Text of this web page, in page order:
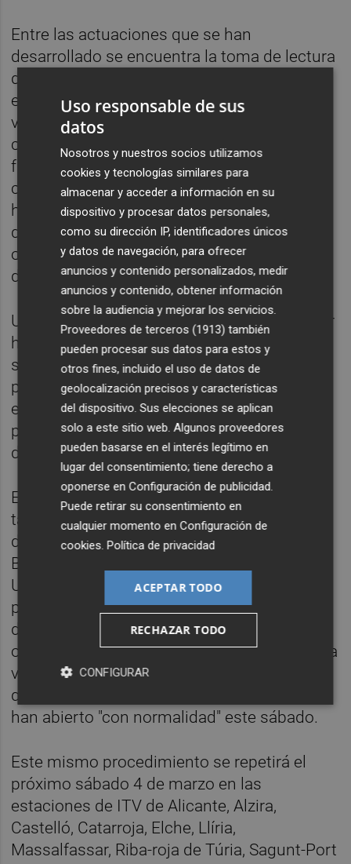
Entre las actuaciones que se han
desarrollado se encuentra la toma de lectura
de los contadores de agua y suministro
eléctrico y la inspección simulada de un
vehículo como muestra representativa en el
cual se ha podido comprobar el correcto
funcionamiento del servicio una vez
concluida la gestión indirecta. Asimismo, se
ha procedido a la entrega de la
documentación oportuna a la persona que
ostentará la dirección técnica de la estación
de ITV.
Una vez finalizadas las acciones, el conseller
ha asegurado que "todo se ha desarrollado
satisfactoriamente" y que los técnicos "han
podido comprobar que las instalaciones se
encuentran en las condiciones adecuadas
para poder prestar el servicio de ITV a partir
del próximo lunes".
Estas actuaciones se han llevado a cabo
también este sábado por parte de técnicos
del Ivace en los centros de ITV de Alcoy,
Benidorm, Ondara, Ontinyent, Torrevieja,
Utiel, Villena, Vinaròs y Xàtiva, que han
permanecido cerrados. El próximo lunes 27
de febrero todas estas estaciones estarán
operativas y prestarán el servicio por primera
vez en régimen de gestión directa, mientras
que las estaciones de Orihuela y Redován
han abierto "con normalidad" este sábado.
Este mismo procedimiento se repetirá el
próximo sábado 4 de marzo en las
estaciones de ITV de Alicante, Alzira,
Castelló, Catarroja, Elche, Llíria,
Massalfassar, Riba-roja de Túria, Sagunt-Port
Uso responsable de sus
datos
Nosotros y nuestros socios utilizamos
cookies y tecnologías similares para
almacenar y acceder a información en su
dispositivo y procesar datos personales,
como su dirección IP, identificadores únicos
y datos de navegación, para ofrecer
anuncios y contenido personalizados, medir
anuncios y contenido, obtener información
sobre la audiencia y mejorar los servicios.
Proveedores de terceros (1913) también
pueden procesar sus datos para estos y
otros fines, incluido el uso de datos de
geolocalización precisos y características
del dispositivo. Sus elecciones se aplican
solo a este sitio web. Algunos proveedores
pueden basarse en el interés legítimo en
lugar del consentimiento; tiene derecho a
oponerse enConfiguración de publicidad
Puede retirar su consentimiento en
cualquier momento enConfiguración de
cookies .Política de privacidad
ACEPTAR TODO
RECHAZAR TODO
CONFIGURAR